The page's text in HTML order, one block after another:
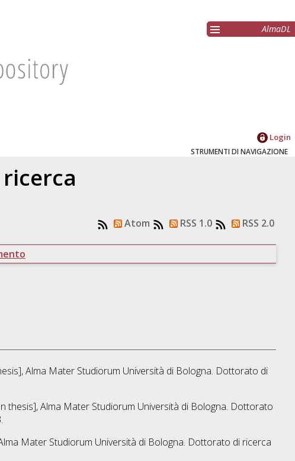
AlmaDL
Login
STRUMENTI DI NAVIGAZIONE
Atom RSS 1.0 RSS 2.0
Alma Mater Studiorum Università di Bologna. Dottorato di
thesis], Alma Mater Studiorum Università di Bologna. Dottorato
Mater Studiorum Università di Bologna. Dottorato di ricerca